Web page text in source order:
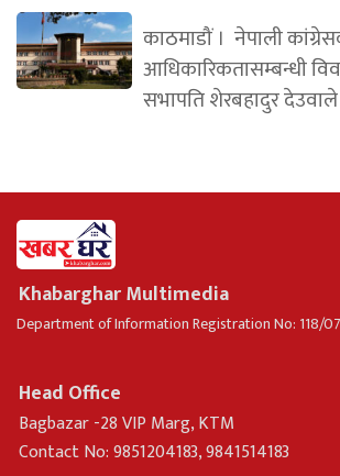
काठमाडौं । नेपाली
आधिकारिकतासम्बन्धी
सभापति शेरबहादुर
Khabarghar Multimedia
Department of Information Registration No: 118/
Head Office
Bagbazar -28 VIP Marg, KTM
Contact No: 9851204183, 9841514183